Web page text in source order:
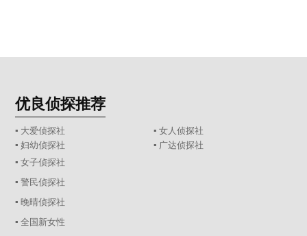
优良侦探推荐
▪ 大爱侦探社
▪ 女人侦探社
▪ 妇幼侦探社
▪ 广达侦探社
▪ 女子侦探社
▪ 警民侦探社
▪ 晚晴侦探社
▪ 全国新女性